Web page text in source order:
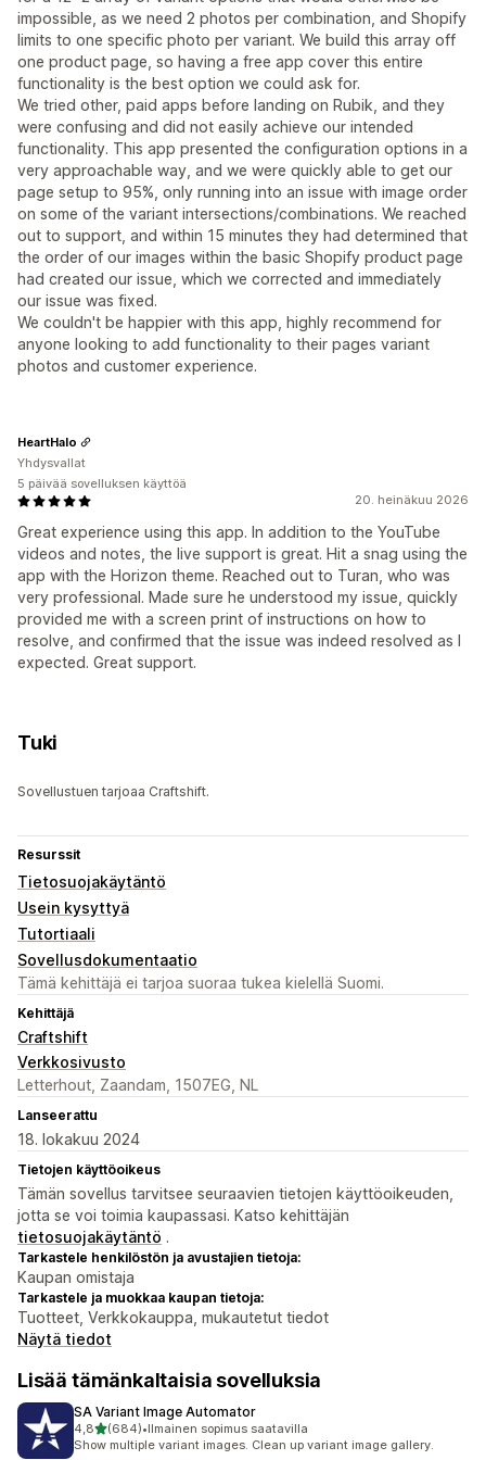
impossible, as we need 2 photos per combination, and Shopify
limits to one specific photo per variant. We build this array off
one product page, so having a free app cover this entire
functionality is the best option we could ask for.
We tried other, paid apps before landing on Rubik, and they
were confusing and did not easily achieve our intended
functionality. This app presented the configuration options in a
very approachable way, and we were quickly able to get our
page setup to 95%, only running into an issue with image order
on some of the variant intersections/combinations. We reached
out to support, and within 15 minutes they had determined that
the order of our images within the basic Shopify product page
had created our issue, which we corrected and immediately
our issue was fixed.
We couldn't be happier with this app, highly recommend for
anyone looking to add functionality to their pages variant
photos and customer experience.
20. heinäkuu 2026
Great experience using this app. In addition to the YouTube
videos and notes, the live support is great. Hit a snag using the
app with the Horizon theme. Reached out to Turan, who was
very professional. Made sure he understood my issue, quickly
provided me with a screen print of instructions on how to
resolve, and confirmed that the issue was indeed resolved as I
expected. Great support.
HeartHalo
Yhdysvallat
5 päivää sovelluksen käyttöä
Tuki
Sovellustuen tarjoaa Craftshift.
Resurssit
Tietosuojakäytäntö
Usein kysyttyä
Tutortiaali
Sovellusdokumentaatio
Tämä kehittäjä ei tarjoa suoraa tukea kielellä Suomi.
Kehittäjä
Craftshift
Verkkosivusto
Letterhout, Zaandam, 1507EG, NL
Lanseerattu
18. lokakuu 2024
Tietojen käyttöoikeus
Tämän sovellus tarvitsee seuraavien tietojen käyttöoikeuden,
jotta se voi toimia kaupassasi. Katso kehittäjän
tietosuojakäytäntö .
Tarkastele henkilöstön ja avustajien tietoja:
Kaupan omistaja
Tarkastele ja muokkaa kaupan tietoja:
Tuotteet, Verkkokauppa, mukautetut tiedot
Näytä tiedot
Lisää tämänkaltaisia sovelluksia
SA Variant Image Automator
4,8/ 5 tähteä
(684)
684 arvostelua yhteensä
•Ilmainen sopimus saatavilla
Show multiple variant images. Clean up variant image gallery.